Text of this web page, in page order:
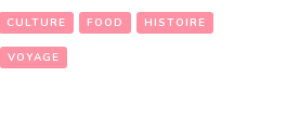
CULTURE FOOD HISTOIRE
VOYAGE